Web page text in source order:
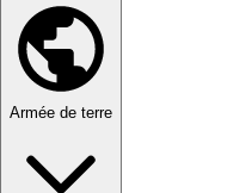
Armée de terre